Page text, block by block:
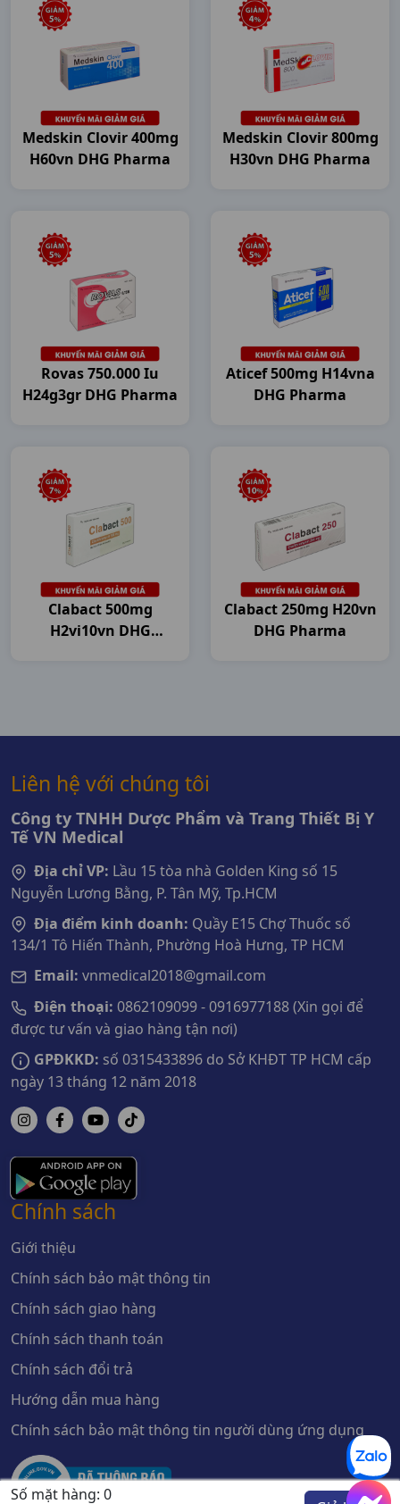
Medskin Clovir 400mg
H60vn DHG Pharma
Medskin Clovir 800mg
H30vn DHG Pharma
Rovas 750.000 Iu
H24g3gr DHG Pharma
Aticef 500mg H14vna
DHG Pharma
Clabact 500mg
H2vi10vn DHG
Clabact 250mg H20vn
DHG Pharma
Số mặt hàng: 0
Liên hệ với chúng tôi
Công ty TNHH Dược Phẩm và Trang Thiết Bị Y
Tế VN Medical
Địa chỉ VP: Lầu 15 tòa nhà Golden King số 15
Nguyễn Lương Bằng, P. Tân Mỹ, Tp.HCM
Địa điểm kinh doanh: Quầy E15 Chợ Thuốc số
134/1 Tô Hiến Thành, Phường Hoà Hưng, TP HCM
Email: vnmedical2018@gmail.com
Điện thoại: 0862109099 - 0916977188 (Xin gọi để
được tư vấn và giao hàng tận nơi)
GPĐKKD: số 0315433896 do Sở KHĐT TP HCM cấp
ngày 13 tháng 12 năm 2018
Chính sách
Giới thiệu
Chính sách bảo mật thông tin
Chính sách giao hàng
Chính sách thanh toán
Chính sách đổi trả
Hướng dẫn mua hàng
Chính sách bảo mật thông tin người dùng ứng dụng